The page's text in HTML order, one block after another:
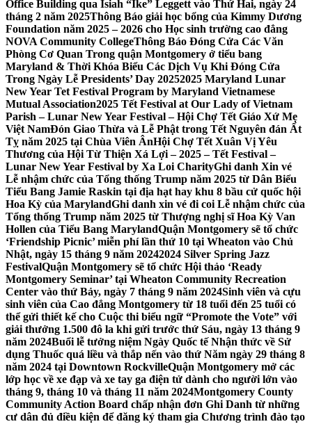
Office Building qua Isiah “Ike” Leggett vào Thứ Hai, ngày 24
tháng 2 năm 2025Thông Báo giải học bổng của Kimmy Dương
Foundation năm 2025 – 2026 cho Học sinh trường cao đẳng
NOVA Community CollegeThông Báo Đóng Cửa Các Văn
Phòng Cơ Quan Trong quận Montgomery ở tiểu bang
Maryland & Thời Khóa Biểu Các Dịch Vụ Khi Đóng Cửa
Trong Ngày Lễ Presidents’ Day 20252025 Maryland Lunar
New Year Tet Festival Program by Maryland Vietnamese
Mutual Association2025 Tết Festival at Our Lady of Vietnam
Parish – Lunar New Year Festival – Hội Chợ Tết Giáo Xứ Mẹ
Việt NamĐón Giao Thừa và Lễ Phật trong Tết Nguyên đán Ất
Tỵ năm 2025 tại Chùa Viên ÂnHội Chợ Tết Xuân Vị Yêu
Thương của Hội Từ Thiện Xá Lợi – 2025 – Tết Festival –
Lunar New Year Festival by Xa Loi CharityGhi danh Xin vé
Lễ nhậm chức của Tổng thống Trump năm 2025 từ Dân Biểu
Tiểu Bang Jamie Raskin tại địa hạt hay khu 8 bầu cử quốc hội
Hoa Kỳ của MarylandGhi danh xin vé đi coi Lễ nhậm chức của
Tổng thống Trump năm 2025 từ Thượng nghị sĩ Hoa Kỳ Van
Hollen của Tiểu Bang MarylandQuận Montgomery sẽ tổ chức
‘Friendship Picnic’ miễn phí lần thứ 10 tại Wheaton vào Chủ
Nhật, ngày 15 tháng 9 năm 20242024 Silver Spring Jazz
FestivalQuận Montgomery sẽ tổ chức Hội thảo ‘Ready
Montgomery Seminar’ tại Wheaton Community Recreation
Center vào thứ Bảy, ngày 7 tháng 9 năm 2024Sinh viên và cựu
sinh viên của Cao đẳng Montgomery từ 18 tuổi đến 25 tuổi có
thể gửi thiết kế cho Cuộc thi biểu ngữ “Promote the Vote” với
giải thưởng 1.500 đô la khi gửi trước thứ Sáu, ngày 13 tháng 9
năm 2024Buổi lễ tưởng niệm Ngày Quốc tế Nhận thức về Sử
dụng Thuốc quá liều và thắp nến vào thứ Năm ngày 29 tháng 8
năm 2024 tại Downtown RockvilleQuận Montgomery mở các
lớp học về xe đạp và xe tay ga điện tử dành cho người lớn vào
tháng 9, tháng 10 và tháng 11 năm 2024Montgomery County
Community Action Board chấp nhận đơn Ghi Danh từ những
cư dân đủ điều kiện để đăng ký tham gia Chương trình đào tạo